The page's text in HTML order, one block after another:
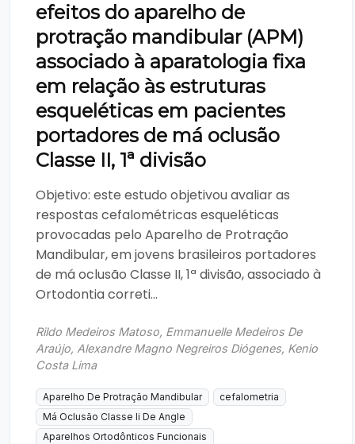
efeitos do aparelho de
protração mandibular (APM)
associado à aparatologia fixa
em relação às estruturas
esqueléticas em pacientes
portadores de má oclusão
Classe II, 1ª divisão
Objetivo: este estudo objetivou avaliar as
respostas cefalométricas esqueléticas
provocadas pelo Aparelho de Protração
Mandibular, em jovens brasileiros portadores
de má oclusão Classe II, 1ª divisão, associado à
Ortodontia correti...
Rildo Medeiros Matoso, Emmanuelle Medeiros De
Araújo, Alexandre Magno Negreiros Diógenes, Kenio
Costa Lima
Aparelho De Protração Mandibular
cefalometria
Má Oclusão Classe Ii De Angle
Aparelhos Ortodônticos Funcionais